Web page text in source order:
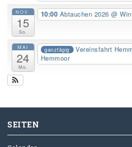
NOV.
15
So.
10:00 Abtauchen 2026@
MAI
24
Mo.
ganztägig Vereinsfahrt
Hemmoor
SEITEN